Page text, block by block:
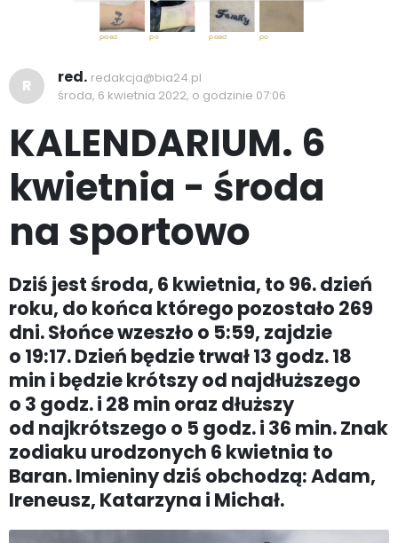
R red. redakcja@bia24.pl
środa, 6 kwietnia 2022, o godzinie 07:06
KALENDARIUM. 6
kwietnia - środa
na sportowo
Dziś jest środa, 6 kwietnia, to 96. dzień
roku, do końca którego pozostało 269
dni. Słońce wzeszło o 5:59, zajdzie
o 19:17. Dzień będzie trwał 13 godz. 18
min i będzie krótszy od najdłuższego
o 3 godz. i 28 min oraz dłuższy
od najkrótszego o 5 godz. i 36 min. Znak
zodiaku urodzonych 6 kwietnia to
Baran. Imieniny dziś obchodzą: Adam,
Ireneusz, Katarzyna i Michał.